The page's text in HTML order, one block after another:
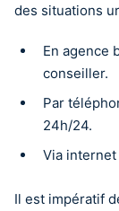
des situations
En agence
conseiller.
Par
24h/24.
Via
Il est impératif